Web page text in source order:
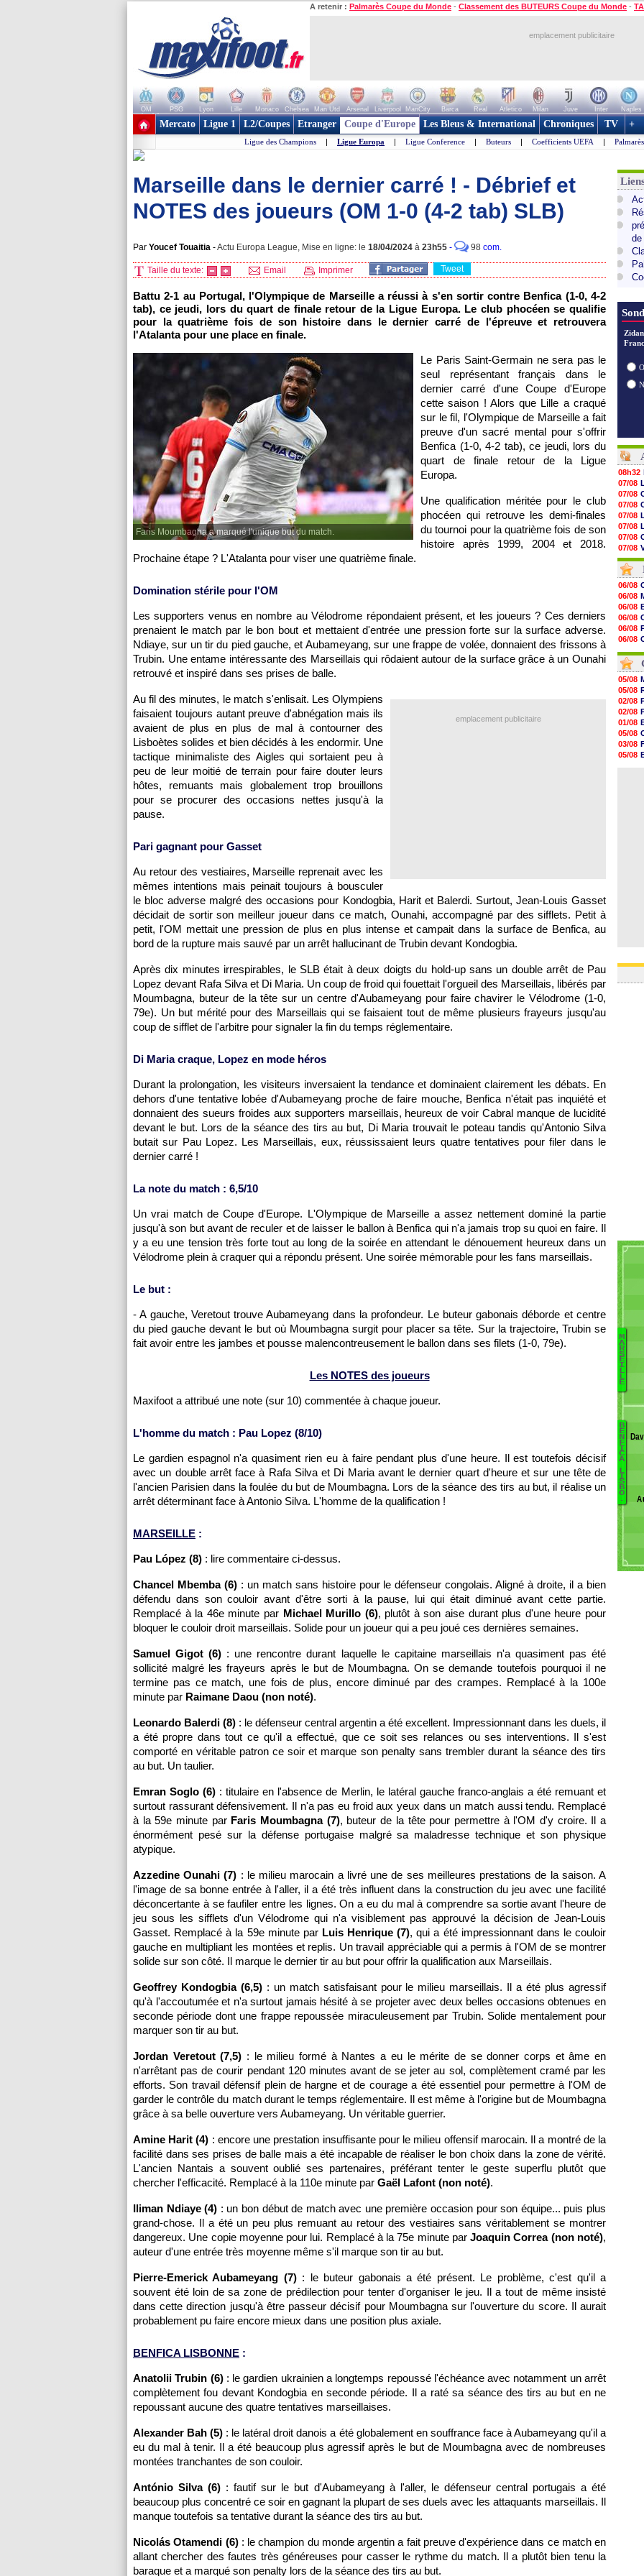
A retenir : Palmarès Coupe du Monde - Classement des BUTEURS Coupe du Monde -
emplacement publicitaire
OM PSG Lyon Lille Monaco Chelsea Man Utd Arsenal Liverpool ManCity Barca Real Atletico Milan Juve Inter Naples
+ de clubs
Mercato Ligue 1 L2/Coupes Etranger Coupe d'Europe Les Bleus & International Chroniques TV +
Ligue des Champions | Ligue Europa | Ligue Conference | Buteurs | Coefficients UEFA |
Marseille dans le dernier carré ! - Débrief et
NOTES des joueurs (OM 1-0 (4-2 tab) SLB)
Par Youcef Touaitia -Actu Europa League, Mise en ligne: le 18/04/2024 à 23h55 - 98 com.
Taille du texte: Email Imprimer Tweet
Battu 2-1 au Portugal, l'Olympique de Marseille a réussi à s'en sortir contre Benfica (1-0, 4-2
tab), ce jeudi, lors du quart de finale retour de la Ligue Europa. Le club phocéen se qualifie
pour la quatrième fois de son histoire dans le dernier carré de l'épreuve et retrouvera
l'Atalanta pour une place en finale.
Faris Moumbagna a marqué l'unique but du match.
Le Paris Saint-Germain ne sera pas le
seul représentant français dans le
dernier carré d'une Coupe d'Europe
cette saison ! Alors que Lille a craqué
sur le fil, l'Olympique de Marseille a fait
preuve d'un sacré mental pour s'offrir
Benfica (1-0, 4-2 tab), ce jeudi, lors du
quart de finale retour de la Ligue
Europa.
Une qualification méritée pour le club
phocéen qui retrouve les demi-finales
du tournoi pour la quatrième fois de son
histoire après 1999, 2004 et 2018.
Prochaine étape ? L'Atalanta pour viser une quatrième finale.
Domination stérile pour l'OM
Les supporters venus en nombre au Vélodrome répondaient présent, et les joueurs ? Ces derniers
prenaient le match par le bon bout et mettaient d'entrée une pression forte sur la surface adverse.
Ndiaye, sur un tir du pied gauche, et Aubameyang, sur une frappe de volée, donnaient des frissons à
Trubin. Une entame intéressante des Marseillais qui rôdaient autour de la surface grâce à un Ounahi
retrouvé et inspiré dans ses prises de balle.
emplacement publicitaire
Au fil des minutes, le match s'enlisait. Les Olympiens
faisaient toujours autant preuve d'abnégation mais ils
avaient de plus en plus de mal à contourner des
Lisboètes solides et bien décidés à les endormir. Une
tactique minimaliste des Aigles qui sortaient peu à
peu de leur moitié de terrain pour faire douter leurs
hôtes, remuants mais globalement trop brouillons
pour se procurer des occasions nettes jusqu'à la
pause.
Pari gagnant pour Gasset
Au retour des vestiaires, Marseille reprenait avec les
mêmes intentions mais peinait toujours à bousculer
le bloc adverse malgré des occasions pour Kondogbia, Harit et Balerdi. Surtout, Jean-Louis Gasset
décidait de sortir son meilleur joueur dans ce match, Ounahi, accompagné par des sifflets. Petit à
petit, l'OM mettait une pression de plus en plus intense et campait dans la surface de Benfica, au
bord de la rupture mais sauvé par un arrêt hallucinant de Trubin devant Kondogbia.
Après dix minutes irrespirables, le SLB était à deux doigts du hold-up sans un double arrêt de Pau
Lopez devant Rafa Silva et Di Maria. Un coup de froid qui fouettait l'orgueil des Marseillais, libérés par
Moumbagna, buteur de la tête sur un centre d'Aubameyang pour faire chavirer le Vélodrome (1-0,
79e). Un but mérité pour des Marseillais qui se faisaient tout de même plusieurs frayeurs jusqu'au
coup de sifflet de l'arbitre pour signaler la fin du temps réglementaire.
Di Maria craque, Lopez en mode héros
Durant la prolongation, les visiteurs inversaient la tendance et dominaient clairement les débats. En
dehors d'une tentative lobée d'Aubameyang proche de faire mouche, Benfica n'était pas inquiété et
donnaient des sueurs froides aux supporters marseillais, heureux de voir Cabral manque de lucidité
devant le but. Lors de la séance des tirs au but, Di Maria trouvait le poteau tandis qu'Antonio Silva
butait sur Pau Lopez. Les Marseillais, eux, réussissaient leurs quatre tentatives pour filer dans le
dernier carré !
La note du match : 6,5/10
Un vrai match de Coupe d'Europe. L'Olympique de Marseille a assez nettement dominé la partie
jusqu'à son but avant de reculer et de laisser le ballon à Benfica qui n'a jamais trop su quoi en faire. Il
y a eu une tension très forte tout au long de la soirée en attendant le dénouement heureux dans un
Vélodrome plein à craquer qui a répondu présent. Une soirée mémorable pour les fans marseillais.
Le but :
- A gauche, Veretout trouve Aubameyang dans la profondeur. Le buteur gabonais déborde et centre
du pied gauche devant le but où Moumbagna surgit pour placer sa tête. Sur la trajectoire, Trubin se
fait avoir entre les jambes et pousse malencontreusement le ballon dans ses filets (1-0, 79e).
Les NOTES des joueurs
Maxifoot a attribué une note (sur 10) commentée à chaque joueur.
L'homme du match : Pau Lopez (8/10)
Le gardien espagnol n'a quasiment rien eu à faire pendant plus d'une heure. Il est toutefois décisif
avec un double arrêt face à Rafa Silva et Di Maria avant le dernier quart d'heure et sur une tête de
l'ancien Parisien dans la foulée du but de Moumbagna. Lors de la séance des tirs au but, il réalise un
arrêt déterminant face à Antonio Silva. L'homme de la qualification !
MARSEILLE :
Pau López (8) : lire commentaire ci-dessus.
Chancel Mbemba (6): un match sans histoire pour le défenseur congolais. Aligné à droite, il a bien
défendu dans son couloir avant d'être sorti à la pause, lui qui était diminué avant cette partie.
Remplacé à la 46e minute par Michael Murillo (6), plutôt à son aise durant plus d'une heure pour
bloquer le couloir droit marseillais. Solide pour un joueur qui a peu joué ces dernières semaines.
Samuel Gigot (6) : une rencontre durant laquelle le capitaine marseillais n'a quasiment pas été
sollicité malgré les frayeurs après le but de Moumbagna. On se demande toutefois pourquoi il ne
termine pas ce match, une fois de plus, encore diminué par des crampes. Remplacé à la 100e
minute par Raimane Daou (non noté).
Leonardo Balerdi (8) : le défenseur central argentin a été excellent. Impressionnant dans les duels, il
a été propre dans tout ce qu'il a effectué, que ce soit ses relances ou ses interventions. Il s'est
comporté en véritable patron ce soir et marque son penalty sans trembler durant la séance des tirs
au but. Un taulier.
Emran Soglo (6) : titulaire en l'absence de Merlin, le latéral gauche franco-anglais a été remuant et
surtout rassurant défensivement. Il n'a pas eu froid aux yeux dans un match aussi tendu. Remplacé
à la 59e minute par Faris Moumbagna (7), buteur de la tête pour permettre à l'OM d'y croire. Il a
énormément pesé sur la défense portugaise malgré sa maladresse technique et son physique
atypique.
Azzedine Ounahi (7) : le milieu marocain a livré une de ses meilleures prestations de la saison. A
l'image de sa bonne entrée à l'aller, il a été très influent dans la construction du jeu avec une facilité
déconcertante à se faufiler entre les lignes. On a eu du mal à comprendre sa sortie avant l'heure de
jeu sous les sifflets d'un Vélodrome qui n'a visiblement pas approuvé la décision de Jean-Louis
Gasset. Remplacé à la 59e minute par Luis Henrique (7), qui a été impressionnant dans le couloir
gauche en multipliant les montées et replis. Un travail appréciable qui a permis à l'OM de se montrer
solide sur son côté. Il marque le dernier tir au but pour offrir la qualification aux Marseillais.
Geoffrey Kondogbia (6,5): un match satisfaisant pour le milieu marseillais. Il a été plus agressif
qu'à l'accoutumée et n'a surtout jamais hésité à se projeter avec deux belles occasions obtenues en
seconde période dont une frappe repoussée miraculeusement par Trubin. Solide mentalement pour
marquer son tir au but.
Jordan Veretout (7,5) : le milieu formé à Nantes a eu le mérite de se donner corps et âme en
n'arrêtant pas de courir pendant 120 minutes avant de se jeter au sol, complètement cramé par les
efforts. Son travail défensif plein de hargne et de courage a été essentiel pour permettre à l'OM de
garder le contrôle du match durant le temps réglementaire. Il est même à l'origine but de Moumbagna
grâce à sa belle ouverture vers Aubameyang. Un véritable guerrier.
Amine Harit (4) : encore une prestation insuffisante pour le milieu offensif marocain. Il a montré de la
facilité dans ses prises de balle mais a été incapable de réaliser le bon choix dans la zone de vérité.
L'ancien Nantais a souvent oublié ses partenaires, préférant tenter le geste superflu plutôt que
chercher l'efficacité. Remplacé à la 110e minute par Gaël Lafont (non noté).
Iliman Ndiaye (4) : un bon début de match avec une première occasion pour son équipe... puis plus
grand-chose. Il a été un peu plus remuant au retour des vestiaires sans véritablement se montrer
dangereux. Une copie moyenne pour lui. Remplacé à la 75e minute parJoaquin Correa (non noté),
auteur d'une entrée très moyenne même s'il marque son tir au but.
Pierre-Emerick Aubameyang (7): le buteur gabonais a été présent. Le problème, c'est qu'il a
souvent été loin de sa zone de prédilection pour tenter d'organiser le jeu. Il a tout de même insisté
dans cette direction jusqu'à être passeur décisif pour Moumbagna sur l'ouverture du score. Il aurait
probablement pu faire encore mieux dans une position plus axiale.
BENFICA LISBONNE :
Anatolii Trubin (6): le gardien ukrainien a longtemps repoussé l'échéance avec notamment un arrêt
complètement fou devant Kondogbia en seconde période. Il a raté sa séance des tirs au but en ne
repoussant aucune des quatre tentatives marseillaises.
Alexander Bah (5) : le latéral droit danois a été globalement en souffrance face à Aubameyang qu'il a
eu du mal à tenir. Il a été beaucoup plus agressif après le but de Moumbagna avec de nombreuses
montées tranchantes de son couloir.
António Silva (6) : fautif sur le but d'Aubameyang à l'aller, le défenseur central portugais a été
beaucoup plus concentré ce soir en gagnant la plupart de ses duels avec les attaquants marseillais. Il
manque toutefois sa tentative durant la séance des tirs au but.
Nicolás Otamendi (6): le champion du monde argentin a fait preuve d'expérience dans ce match en
allant chercher des fautes très généreuses pour casser le rythme du match. Il a plutôt bien tenu la
baraque et a marqué son penalty lors de la séance des tirs au but.
de
08h32
07/08
07/08
07/08
07/08
07/08
07/08
07/08
07/08
07/08
07/08
07/08
07/08
07/08
07/08
07/08
07/08
07/08
07/08
07/08
07/08
07/08
07/08
07/08
06/08
06/08
06/08
06/08
06/08
06/08
07/08
05/08
05/08
02/08
02/08
01/08
05/08
03/08
05/08
M
A
R
S
E
I
L
L
E
B
E
N
F
I
C
A
L
I
S
B
O
.